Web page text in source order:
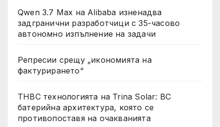
Qwen 3.7 Max на Alibaba изненадва
задгранични разработчици с 35-часово
автономно изпълнение на задачи
Репресии срещу „икономията на
фактурирането“
THBC технологията на Trina Solar: BC
батерийна архитектура, която се
противопоставя на очакванията